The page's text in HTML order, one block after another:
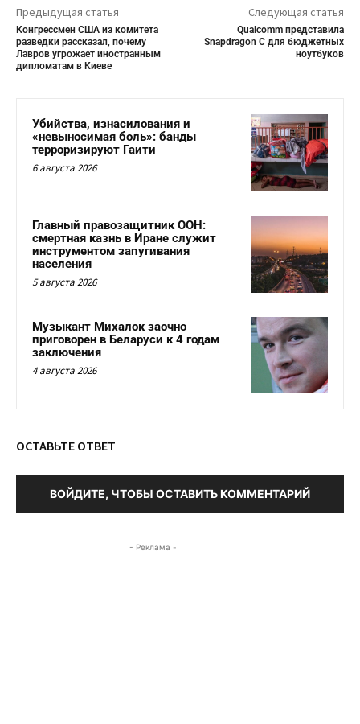
Предыдущая статья
Конгрессмен США из комитета
разведки рассказал, почему
Лавров угрожает иностранным
дипломатам в Киеве
Следующая статья
Qualcomm представила
Snapdragon C для бюджетных
ноутбуков
Убийства, изнасилования и
«невыносимая боль»: банды
терроризируют Гаити
6 августа 2026
Главный правозащитник ООН:
смертная казнь в Иране служит
инструментом запугивания
населения
5 августа 2026
Музыкант Михалок заочно
приговорен в Беларуси к 4 годам
заключения
4 августа 2026
ОСТАВЬТЕ ОТВЕТ
ВОЙДИТЕ, ЧТОБЫ ОСТАВИТЬ КОММЕНТАРИЙ
- Реклама -